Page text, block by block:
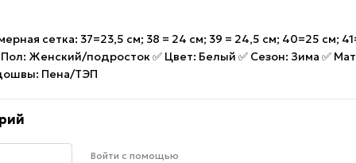
сетка: 37=23,5 см; 38 = 24 см; 39 = 24,5 см; 40=25 см;
Женский/подросток ✅ Цвет: Белый ✅ Сезон: Зима ✅
Пена/ТЭП
Войти с помощью